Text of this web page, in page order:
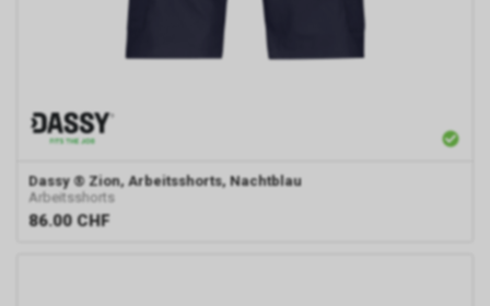
Dassy ® Zion, Arbeitsshorts, Nachtblau
Arbeitsshorts
86.00 CHF